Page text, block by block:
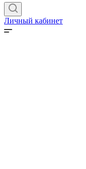
Личный кабинет